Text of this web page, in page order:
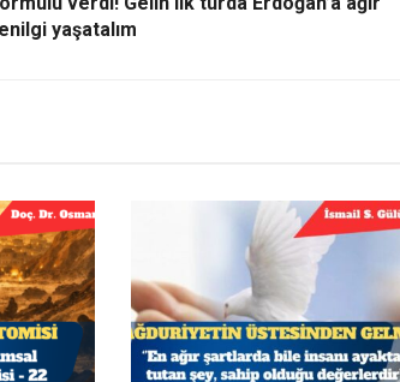
yaşatalım